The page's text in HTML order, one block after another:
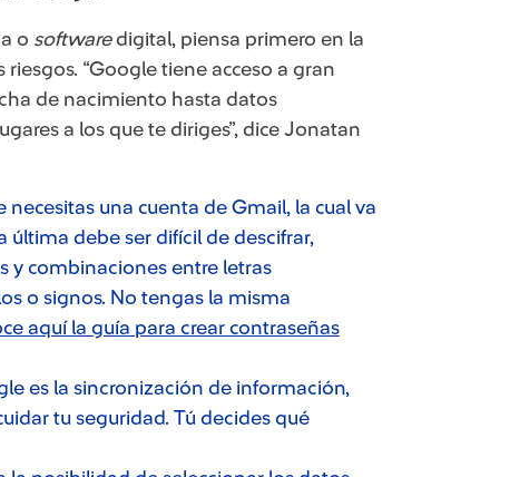
o softwaredigital, piensa primero en la
“Google tiene acceso a gran
de nacimiento hasta datos
a los que te diriges”, dice Jonatan
una cuenta de Gmail, la cual va
última debe ser difícil de descifrar,
y combinaciones entre letras
o signos. No tengas la misma
aquí la guía para crear contraseñas
es la sincronización de información,
tu seguridad. Tú decides qué